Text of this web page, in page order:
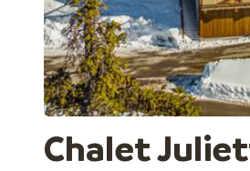
Chalet